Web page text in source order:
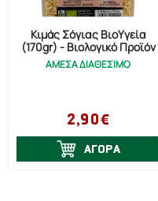
Κιμάς Σόγιας ΒιοΥγεία
(170gr) - Βιολογικό Προϊόν
ΑΜΕΣΑ ΔΙΑΘΕΣΙΜΟ
2,90€
ΑΓΟΡΑ